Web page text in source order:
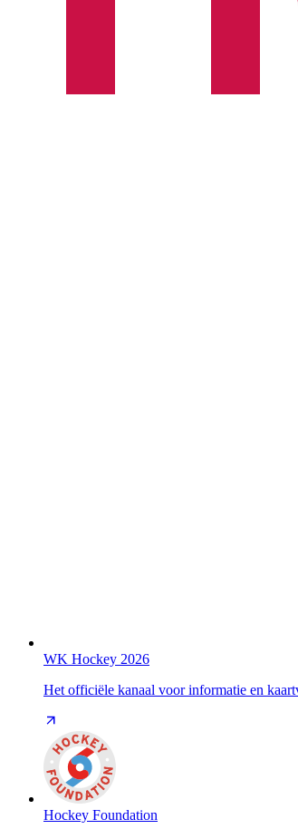
WK Hockey 2026
Het officiële kanaal voor informatie en
Hockey Foundation